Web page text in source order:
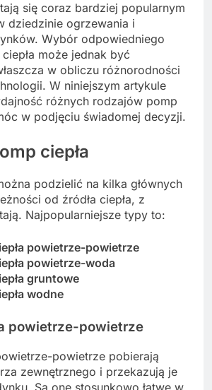
się coraz bardziej popularnym
dziedzinie ogrzewania i
Wybór odpowiedniego
może jednak być
w obliczu różnorodności
W niniejszym artykule
różnych rodzajów pomp
w podjęciu świadomej decyzji.
ciepła
podzielić na kilka głównych
od źródła ciepła, z
Najpopularniejsze typy to:
powietrze-powietrze
powietrze-woda
gruntowe
wodne
powietrze-powietrze
powietrze pobierają
zewnętrznego i przekazują je
Są one stosunkowo łatwe w